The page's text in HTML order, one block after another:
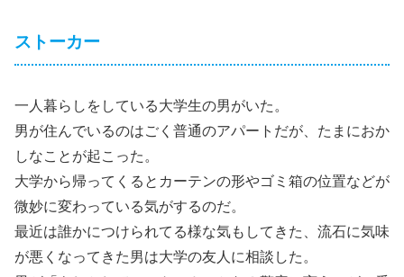
ストーカー
一人暮らしをしている大学生の男がいた。
男が住んでいるのはごく普通のアパートだが、たまにおか
しなことが起こった。
大学から帰ってくるとカーテンの形やゴミ箱の位置などが
微妙に変わっている気がするのだ。
最近は誰かにつけられてる様な気もしてきた、流石に気味
が悪くなってきた男は大学の友人に相談した。